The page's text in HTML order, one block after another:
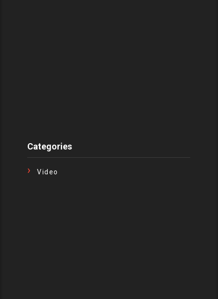
Categories
Video